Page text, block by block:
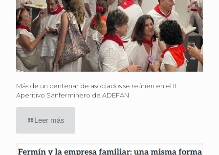
Más de un centenar de asociados se reúnen en el II
Aperitivo Sanferminero de ADEFAN
Leer más